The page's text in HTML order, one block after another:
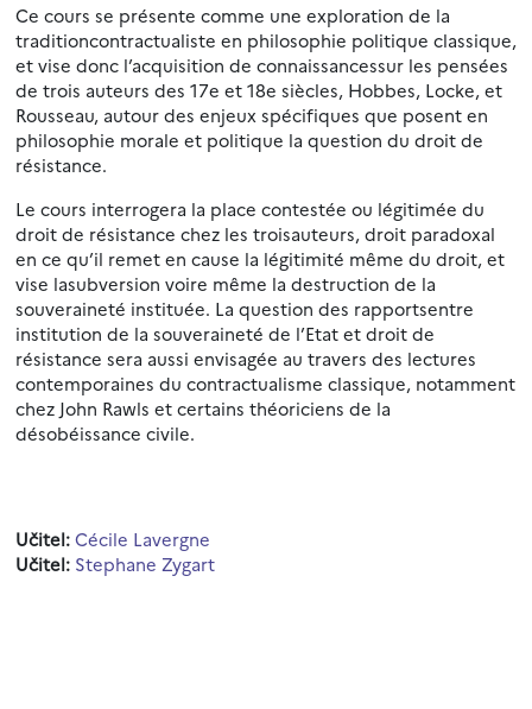
Ce cours se présente comme une exploration de la
traditioncontractualiste en philosophie politique classique,
et vise donc l’acquisition de connaissancessur les pensées
de trois auteurs des 17e et 18e siècles, Hobbes, Locke, et
Rousseau, autour des enjeux spécifiques que posent en
philosophie morale et politique la question du droit de
résistance.
Le cours interrogera la place contestée ou légitimée du
droit de résistance chez les troisauteurs, droit paradoxal
en ce qu’il remet en cause la légitimité même du droit, et
vise lasubversion voire même la destruction de la
souveraineté instituée. La question des rapportsentre
institution de la souveraineté de l’Etat et droit de
résistance sera aussi envisagée au travers des lectures
contemporaines du contractualisme classique, notamment
chez John Rawls et certains théoriciens de la
désobéissance civile.
Učitel:Cécile Lavergne
Učitel: Stephane Zygart